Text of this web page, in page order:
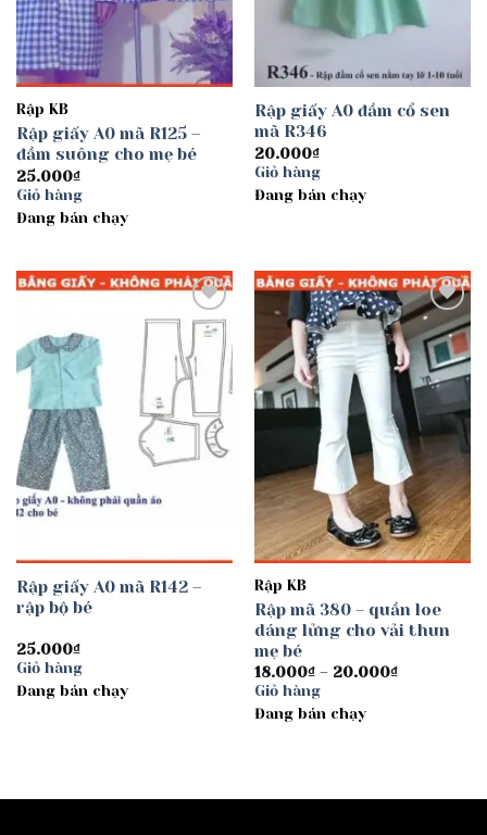
Rập KB
Rập giấy A0 mã R125 –
đầm suông cho mẹ bé
25.000₫
Giỏ hàng
Đang bán chạy
Rập giấy A0 đầm cổ sen
mã R346
20.000₫
Giỏ hàng
Đang bán chạy
Add to
wishlist
Rập giấy A0 mã R142 –
rập bộ bé
25.000₫
Giỏ hàng
Đang bán chạy
Add to
wishlist
Rập KB
Rập mã 380 – quần loe
dáng lửng cho vải thun
mẹ bé
18.000₫ – 20.000₫Khoảng
Giỏ hàng
Đang bán chạy